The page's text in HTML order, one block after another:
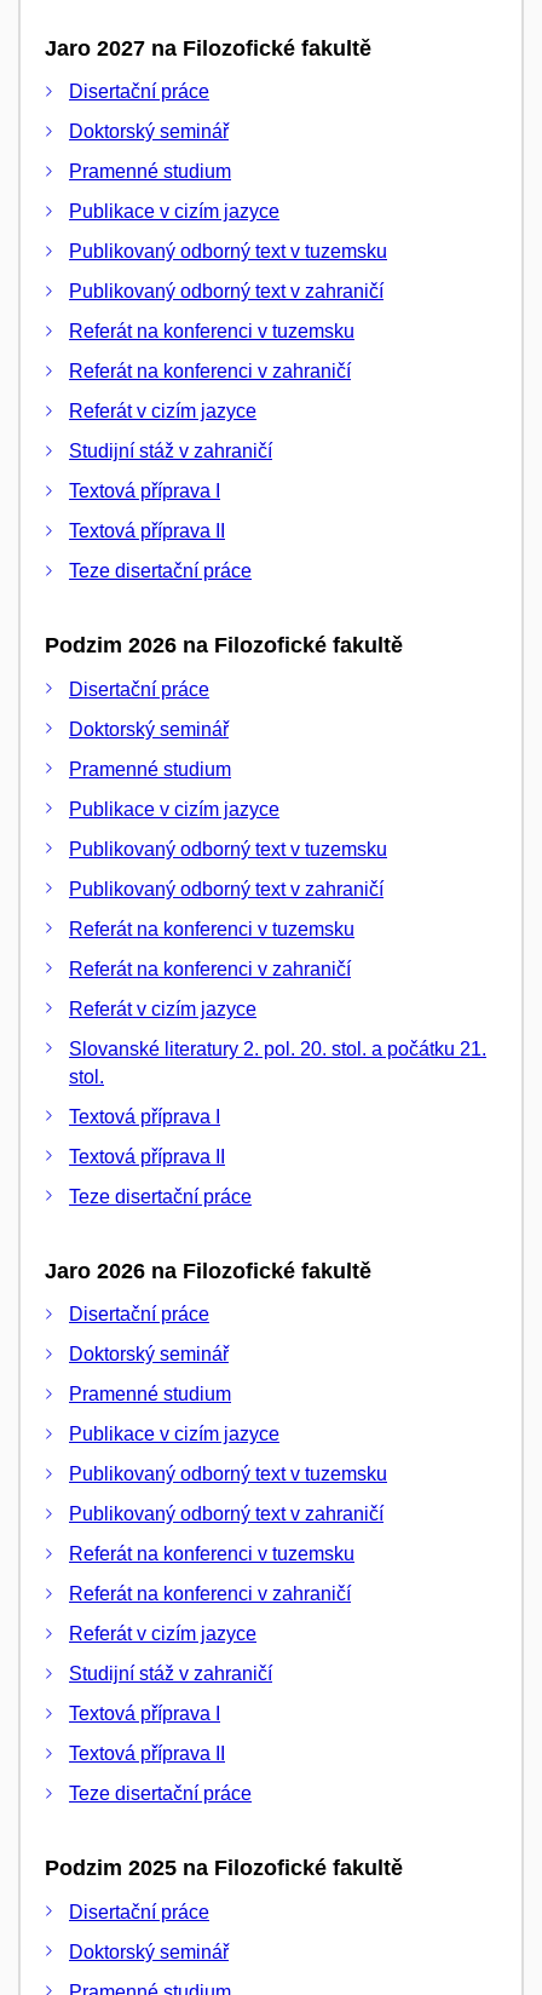
Jaro 2027 na Filozofické fakultě
Disertační práce
Doktorský seminář
Pramenné studium
Publikace v cizím jazyce
Publikovaný odborný text v tuzemsku
Publikovaný odborný text v zahraničí
Referát na konferenci v tuzemsku
Referát na konferenci v zahraničí
Referát v cizím jazyce
Studijní stáž v zahraničí
Textová příprava I
Textová příprava II
Teze disertační práce
Podzim 2026 na Filozofické fakultě
Disertační práce
Doktorský seminář
Pramenné studium
Publikace v cizím jazyce
Publikovaný odborný text v tuzemsku
Publikovaný odborný text v zahraničí
Referát na konferenci v tuzemsku
Referát na konferenci v zahraničí
Referát v cizím jazyce
Slovanské literatury 2. pol. 20. stol. a počátku 21.
stol.
Textová příprava I
Textová příprava II
Teze disertační práce
Jaro 2026 na Filozofické fakultě
Disertační práce
Doktorský seminář
Pramenné studium
Publikace v cizím jazyce
Publikovaný odborný text v tuzemsku
Publikovaný odborný text v zahraničí
Referát na konferenci v tuzemsku
Referát na konferenci v zahraničí
Referát v cizím jazyce
Studijní stáž v zahraničí
Textová příprava I
Textová příprava II
Teze disertační práce
Podzim 2025 na Filozofické fakultě
Disertační práce
Doktorský seminář